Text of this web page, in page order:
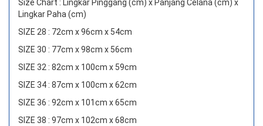
Size Chart : Lingkar Pinggang (cm) x Panjang Celana (cm) x
Lingkar Paha (cm)
SIZE 28 : 72cm x 96cm x 54cm
SIZE 30 : 77cm x 98cm x 56cm
SIZE 32 : 82cm x 100cm x 59cm
SIZE 34 : 87cm x 100cm x 62cm
SIZE 36 : 92cm x 101cm x 65cm
SIZE 38 : 97cm x 102cm x 68cm